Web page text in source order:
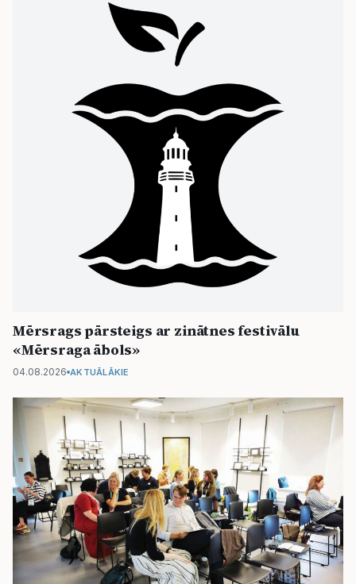
Mērsrags pārsteigs ar zinātnes festivālu
«Mērsraga ābols»
04.08.2026 AKTUĀLĀKIE